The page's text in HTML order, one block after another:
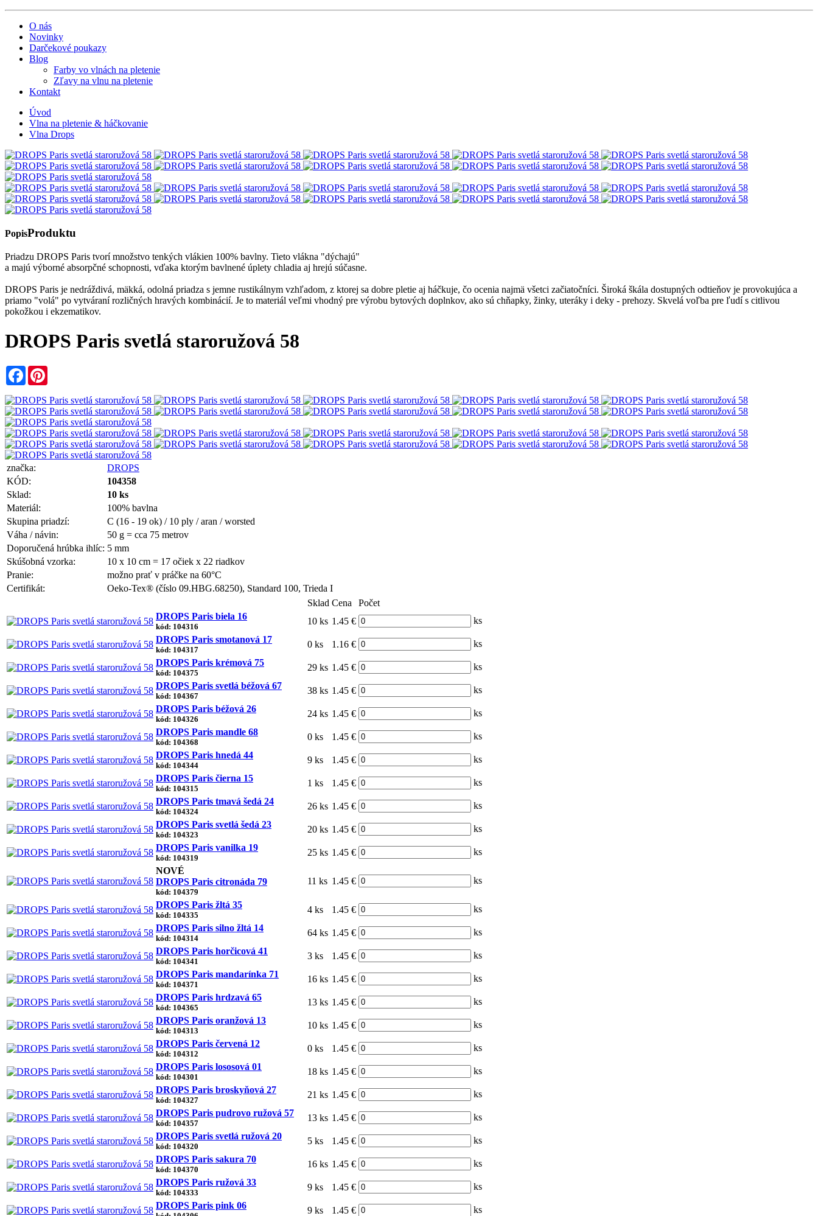
O nás
Novinky
Darčekové poukazy
Blog
Farby vo vlnách na pletenie
Zľavy na vlnu na pletenie
Kontakt
Úvod
Vlna na pletenie & háčkovanie
Vlna Drops
PopisProduktu
Priadzu DROPS Paris tvorí množstvo tenkých vlákien 100% bavlny. Tieto vlákna "dýchajú"
a majú výborné absorpčné schopnosti, vďaka ktorým bavlnené úplety chladia aj hrejú súčasne.
DROPS Paris je nedráždivá, mäkká, odolná priadza s jemne rustikálnym vzhľadom, z ktorej sa dobre pletie aj háčkuje, čo ocenia najmä všetci začiatočníci. Široká škála dostupných odtieňov je provokujúca a
priamo "volá" po vytváraní rozličných hravých kombinácií. Je to materiál veľmi vhodný pre výrobu bytových doplnkov, ako sú chňapky, žinky, uteráky i deky - prehozy. Skvelá voľba pre ľudí s citlivou
pokožkou i ekzematikov.
DROPS Paris svetlá staroružová 58
Facebook
značka:
DROPS
KÓD:
104358
Sklad:
10 ks
Materiál:
100% bavlna
Skupina priadzí:
C (16 - 19 ok) / 10 ply / aran / worsted
Váha / návin:
50 g = cca 75 metrov
Doporučená hrúbka ihlíc: 5 mm
Skúšobná vzorka:
10 x 10 cm = 17 očiek x 22 riadkov
Pranie:
možno prať v práčke na 60°C
Certifikát:
Oeko-Tex® (číslo 09.HBG.68250), Standard 100, Trieda I
Sklad Cena
Počet
DROPS Paris biela 16
kód: 104316
10 ks 1.45 €
ks
DROPS Paris smotanová 17
kód: 104317
0 ks 1.16 €
ks
DROPS Paris krémová 75
kód: 104375
29 ks 1.45 €
ks
DROPS Paris svetlá béžová 67
kód: 104367
38 ks 1.45 €
ks
DROPS Paris béžová 26
kód: 104326
24 ks 1.45 €
ks
DROPS Paris mandle 68
kód: 104368
0 ks 1.45 €
ks
DROPS Paris hnedá 44
kód: 104344
9 ks 1.45 €
ks
DROPS Paris čierna 15
kód: 104315
1 ks 1.45 €
ks
DROPS Paris tmavá šedá 24
kód: 104324
26 ks 1.45 €
ks
DROPS Paris svetlá šedá 23
kód: 104323
20 ks 1.45 €
ks
DROPS Paris vanilka 19
kód: 104319
25 ks 1.45 €
ks
NOVÉ
DROPS Paris citronáda 79
kód: 104379
11 ks 1.45 € ks
DROPS Paris žltá 35
kód: 104335
4 ks 1.45 €
ks
DROPS Paris silno žltá 14
kód: 104314
64 ks 1.45 €
ks
DROPS Paris horčicová 41
kód: 104341
3 ks 1.45 €
ks
DROPS Paris mandarínka 71
kód: 104371
16 ks 1.45 €
ks
DROPS Paris hrdzavá 65
kód: 104365
13 ks 1.45 €
ks
DROPS Paris oranžová 13
kód: 104313
10 ks 1.45 €
ks
DROPS Paris červená 12
kód: 104312
0 ks 1.45 €
ks
DROPS Paris lososová 01
kód: 104301
18 ks 1.45 €
ks
DROPS Paris broskyňová 27
kód: 104327
21 ks 1.45 €
ks
DROPS Paris pudrovo ružová 57
kód: 104357
13 ks 1.45 €
ks
DROPS Paris svetlá ružová 20
kód: 104320
5 ks 1.45 €
ks
DROPS Paris sakura 70
kód: 104370
16 ks 1.45 €
ks
DROPS Paris ružová 33
kód: 104333
9 ks 1.45 €
ks
DROPS Paris pink 06
9 ks 1.45 € ks